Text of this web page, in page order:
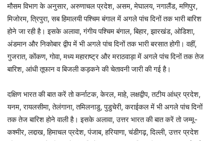
मौसम विभाग के अनुसार, अरुणाचल प्रदेश, असम, मेघालय, नगालैंड, मणिपुर,
मिजोरम, त्रिपुरा, सब हिमालयी पश्चिम बंगाल में अगले पांच दिनों तक भारी बारिश
होने जा रही है। इसके अलावा, गंगीय पश्चिम बंगाल, बिहार, झारखंड, ओडिशा,
अंडमान और निकोबार द्वीप में भी अगले पांच दिनों तक भारी बरसात होगी। वहीं,
गुजरात, कोंकण, गोवा, मध्य महाराष्ट्र और मराठवाड़ा में अगले पांच दिनों तक तेज
बारिश, आंधी तूफान व बिजली कड़कने की चेतावनी जारी की गई है।
दक्षिण भारत की बात करें तो कर्नाटक, केरल, माहे, लक्षद्वीप, तटीय आंध्र प्रदेश,
यनम, रायलसीमा, तेलंगाना, तमिलनाडु, पुडुचेरी, कराईकल में भी अगले पांच दिनों
तक तेज बारिश होने वाली है। इसके अलावा, उत्तर भारत की बात करें तो जम्मू-
कश्मीर, लद्दाख, हिमाचल प्रदेश, पंजाब, हरियाणा, चंडीगढ़, दिल्ली, उत्तर प्रदेश